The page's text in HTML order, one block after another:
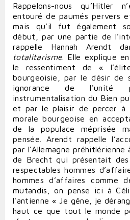
Rappelons-nous qu’Hitler
entouré de paumés pervers
mais qu’il fut également
début, par une partie de
rappelle Hannah Arendt
totalitarisme . Elle explique
le ressentiment de «
bourgeoisie, par le désir de
ignorance de l'unité
instrumentalisation du Bien
et par le plaisir de percer à
morale bourgeoise en
de la populace méprisée
pensée. Arendt rappelle
par l’Allemagne préhitlérienne
de Brecht qui présentait
respectables hommes
hommes d’affaires comme
mutandis, on pense ici à
l'antienne « Je gêne, je
haut ce que tout le monde